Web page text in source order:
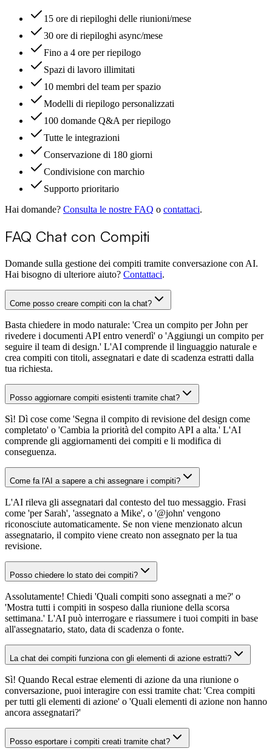
15 ore di riepiloghi delle riunioni/mese
30 ore di riepiloghi async/mese
Fino a 4 ore per riepilogo
Spazi di lavoro illimitati
10 membri del team per spazio
Modelli di riepilogo personalizzati
100 domande Q&A per riepilogo
Tutte le integrazioni
Conservazione di 180 giorni
Condivisione con marchio
Supporto prioritario
Hai domande? Consulta le nostre FAQ o contattaci.
FAQ Chat con Compiti
Domande sulla gestione dei compiti tramite conversazione con AI.
Hai bisogno di ulteriore aiuto? Contattaci.
Come posso creare compiti con la chat?
Basta chiedere in modo naturale: 'Crea un compito per John per
rivedere i documenti API entro venerdì' o 'Aggiungi un compito per
seguire il team di design.' L'AI comprende il linguaggio naturale e
crea compiti con titoli, assegnatari e date di scadenza estratti dalla
tua richiesta.
Posso aggiornare compiti esistenti tramite chat?
Sì! Dì cose come 'Segna il compito di revisione del design come
completato' o 'Cambia la priorità del compito API a alta.' L'AI
comprende gli aggiornamenti dei compiti e li modifica di
conseguenza.
Come fa l'AI a sapere a chi assegnare i compiti?
L'AI rileva gli assegnatari dal contesto del tuo messaggio. Frasi
come 'per Sarah', 'assegnato a Mike', o '@john' vengono
riconosciute automaticamente. Se non viene menzionato alcun
assegnatario, il compito viene creato non assegnato per la tua
revisione.
Posso chiedere lo stato dei compiti?
Assolutamente! Chiedi 'Quali compiti sono assegnati a me?' o
'Mostra tutti i compiti in sospeso dalla riunione della scorsa
settimana.' L'AI può interrogare e riassumere i tuoi compiti in base
all'assegnatario, stato, data di scadenza o fonte.
La chat dei compiti funziona con gli elementi di azione estratti?
Sì! Quando Recal estrae elementi di azione da una riunione o
conversazione, puoi interagire con essi tramite chat: 'Crea compiti
per tutti gli elementi di azione' o 'Quali elementi di azione non hanno
ancora assegnatari?'
Posso esportare i compiti creati tramite chat?